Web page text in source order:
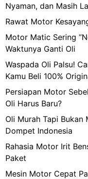
Nyaman, dan Masih
Rawat Motor
Motor Matic Sering
Waktunya Ganti Oli
Waspada Oli Palsu!
Kamu Beli 100%
Persiapan Motor
Oli Harus Baru?
Oli Murah Tapi Bukan
Dompet Indonesia
Rahasia Motor Irit
Paket
Mesin Motor Cepat